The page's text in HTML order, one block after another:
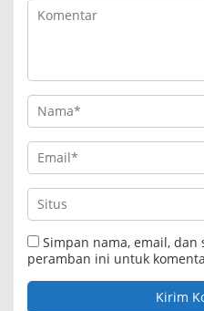
Simpan nama, email, dan
peramban ini untuk